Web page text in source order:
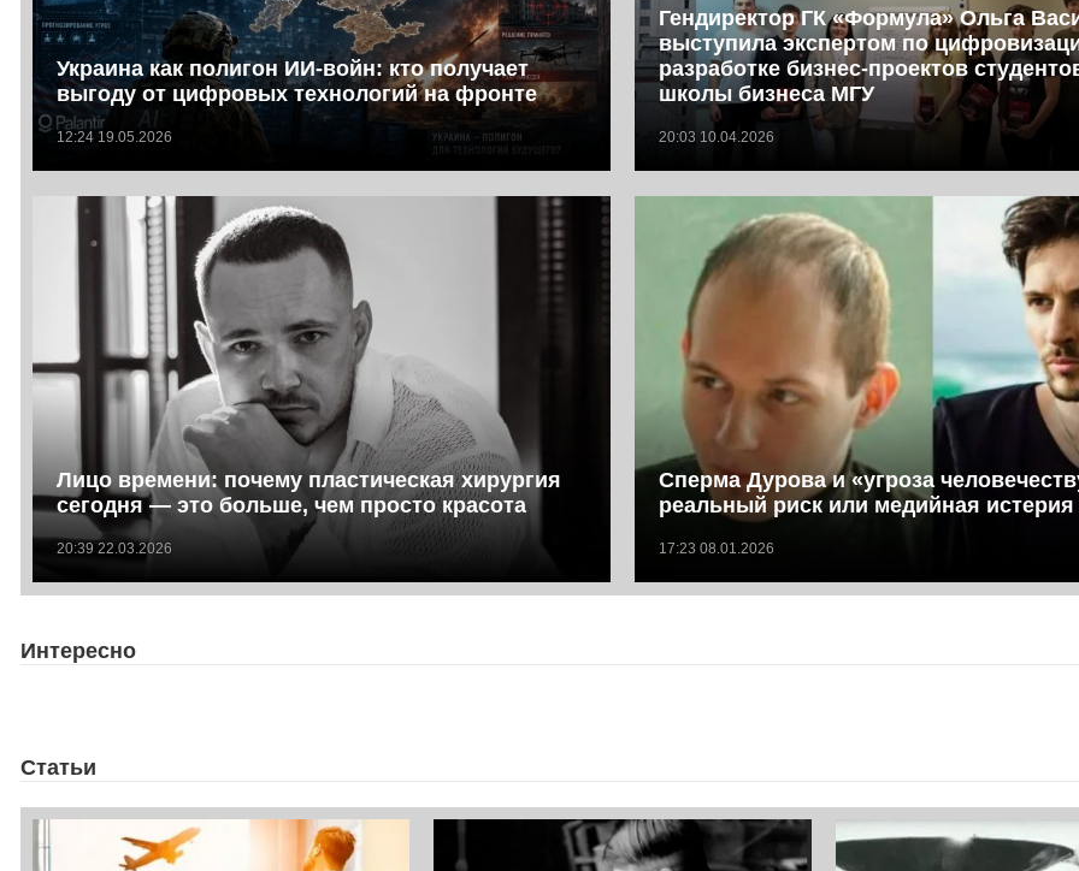
Украина как полигон ИИ-войн: кто получает
выгоду от цифровых технологий на фронте
12:24 19.05.2026
Гендиректор ГК «Формула» Ольга
выступила экспертом по
разработке бизнес-проектов
школы бизнеса МГУ
20:03 10.04.2026
Лицо времени: почему пластическая хирургия
сегодня — это больше, чем просто красота
20:39 22.03.2026
Сперма Дурова и «угроза
реальный риск или медийная истерия
17:23 08.01.2026
Интересно
Статьи